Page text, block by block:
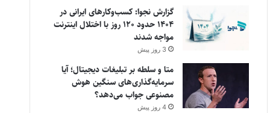
گزارش نجوا: کسب‌وکارهای ایرانی در
۱۴۰۴ حدود ۱۲۰ روز با اختلال اینترنت
مواجه شدند
3 روز پیش
متا و سلطه بر تبلیغات دیجیتال؛ آیا
سرمایه‌گذاری‌های سنگین هوش
مصنوعی جواب می‌دهد؟
4 روز پیش